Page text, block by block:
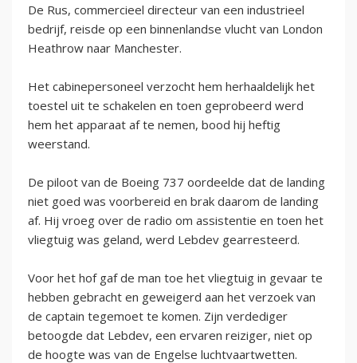
De Rus, commercieel directeur van een industrieel
bedrijf, reisde op een binnenlandse vlucht van London
Heathrow naar Manchester.
Het cabinepersoneel verzocht hem herhaaldelijk het
toestel uit te schakelen en toen geprobeerd werd
hem het apparaat af te nemen, bood hij heftig
weerstand.
De piloot van de Boeing 737 oordeelde dat de landing
niet goed was voorbereid en brak daarom de landing
af. Hij vroeg over de radio om assistentie en toen het
vliegtuig was geland, werd Lebdev gearresteerd.
Voor het hof gaf de man toe het vliegtuig in gevaar te
hebben gebracht en geweigerd aan het verzoek van
de captain tegemoet te komen. Zijn verdediger
betoogde dat Lebdev, een ervaren reiziger, niet op
de hoogte was van de Engelse luchtvaartwetten.